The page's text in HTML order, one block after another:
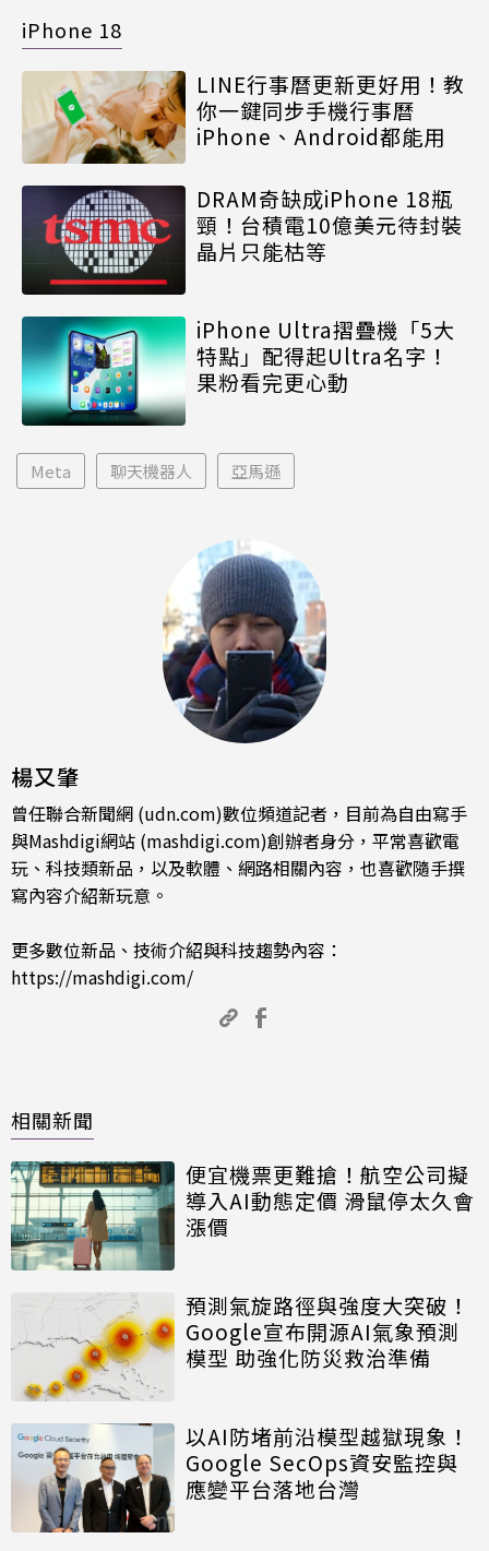
iPhone 18
LINE行事曆更新更好用！教
你一鍵同步手機行事曆
iPhone、Android都能用
DRAM奇缺成iPhone 18瓶
頸！台積電10億美元待封裝
晶片只能枯等
iPhone Ultra摺疊機「5大
特點」配得起Ultra名字！
果粉看完更心動
Meta 聊天機器人 亞馬遜
楊又肇
曾任聯合新聞網 (udn.com)數位頻道記者，目前為自由寫手
與Mashdigi網站 (mashdigi.com)創辦者身分，平常喜歡電
玩、科技類新品，以及軟體、網路相關內容，也喜歡隨手撰
寫內容介紹新玩意。
更多數位新品、技術介紹與科技趨勢內容：
https://mashdigi.com/
相關新聞
便宜機票更難搶！航空公司擬
導入AI動態定價 滑鼠停太久會
漲價
預測氣旋路徑與強度大突破！
Google宣布開源AI氣象預測
模型 助強化防災救治準備
以AI防堵前沿模型越獄現象！
Google SecOps資安監控與
應變平台落地台灣